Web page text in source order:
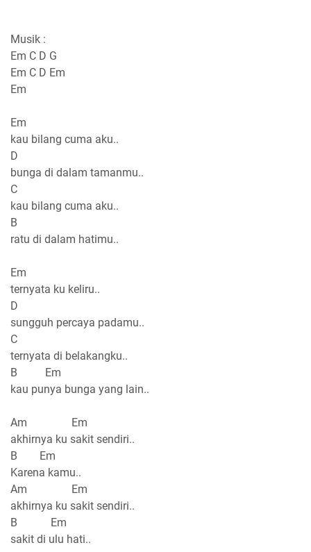
Musik :
Em C D G
Em C D Em
Em
Em
kau bilang cuma aku..
D
bunga di dalam tamanmu..
C
kau bilang cuma aku..
B
ratu di dalam hatimu..
Em
ternyata ku keliru..
D
sungguh percaya padamu..
C
ternyata di belakangku..
B Em
kau punya bunga yang lain..
Am Em
akhirnya ku sakit sendiri..
B Em
Karena kamu..
Am Em
akhirnya ku sakit sendiri..
B Em
sakit di ulu hati..